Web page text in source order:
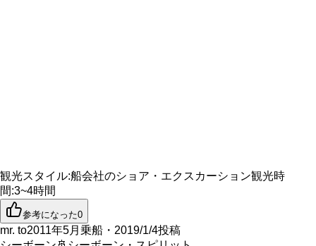
観光スタイル:船会社のショア・エクスカーション観光時
間:3~4時間
参考になった0
mr. to2011年5月乗船・2019/1/4投稿